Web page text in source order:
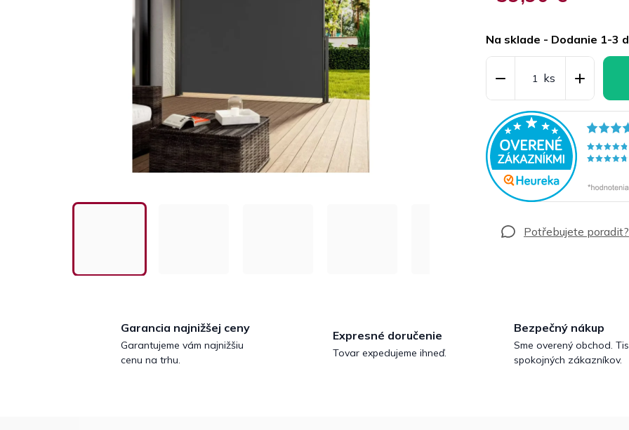
cena:
Na sklade - Dodanie 1-3
Garancia najnižšej ceny
Garantujeme vám najnižšiu
cenu na trhu.
Expresné doručenie
Tovar expedujeme ihneď.
Bezpečný nákup
Sme overený obchod.
spokojných zákazníkov.